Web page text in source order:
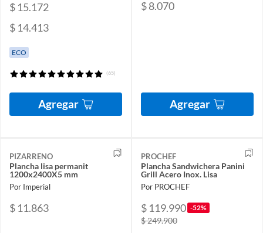
$ 15.172
$ 14.413
ECO
(65)
Agregar
$ 8.070
Agregar
PIZARRENO
Plancha lisa permanit
1200x2400X5 mm
Por Imperial
$ 11.863
PROCHEF
Plancha Sandwichera Panini
Grill Acero Inox. Lisa
Por PROCHEF
$ 119.990 -52%
$ 249.900